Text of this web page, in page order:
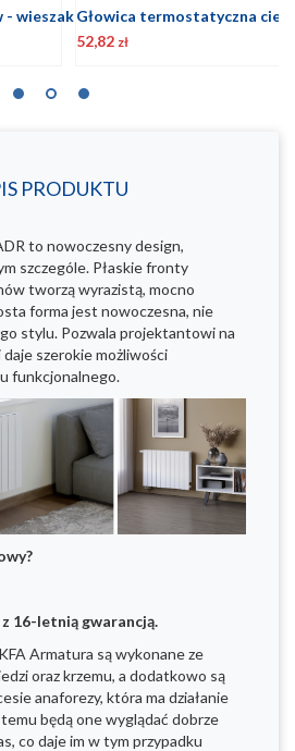
Głowica termostatyczna cieczowa GT BIAŁA
77,49zł
PRODUKTU
to nowoczesny design,
szczególe. Płaskie fronty
tworzą wyrazistą, mocno
forma jest nowoczesna, nie
stylu. Pozwala projektantowi na
szerokie możliwości
funkcjonalnego.
16-letnią gwarancją.
Armatura są wykonane ze
oraz krzemu, a dodatkowo są
anaforezy, która ma działanie
będą one wyglądać dobrze
co daje im w tym przypadku